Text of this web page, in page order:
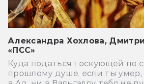
Александра Хохлова,
«ПСС»
Куда податься тоскующей по
прошлому душе, если ты умер,